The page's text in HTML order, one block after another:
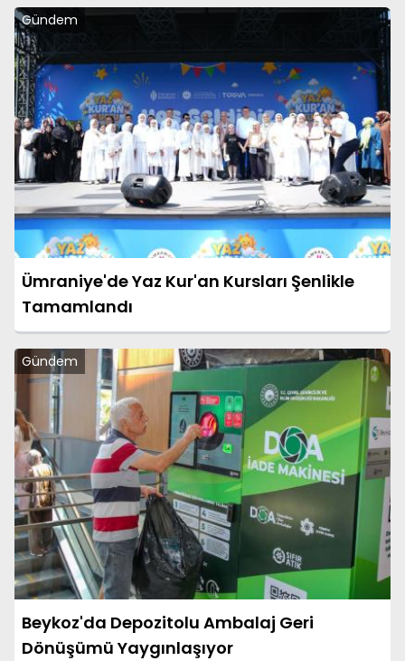
Gündem
Ümraniye'de Yaz Kur'an Kursları Şenlikle
Tamamlandı
Gündem
Beykoz'da Depozitolu Ambalaj Geri
Dönüşümü Yaygınlaşıyor